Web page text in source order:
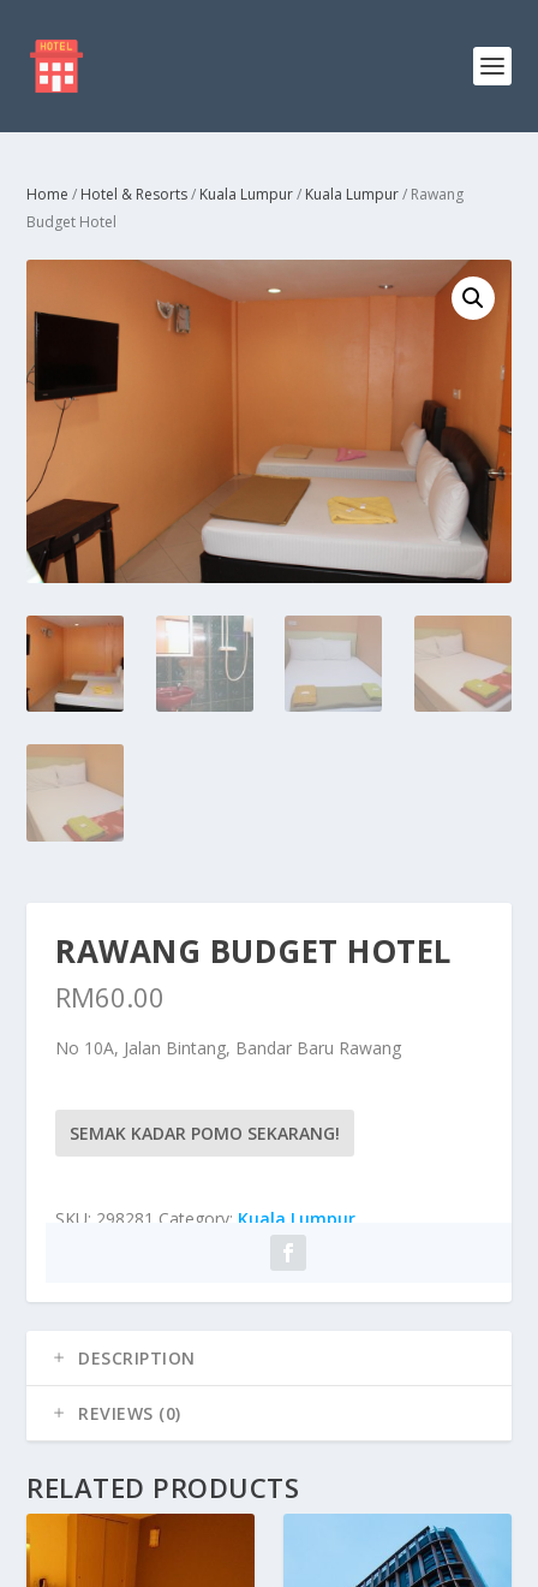
Home / Hotel & Resorts/ Kuala Lumpur/ Kuala Lumpur/ Rawang
Budget Hotel
RAWANG BUDGET HOTEL
RM60.00
No 10A, Jalan Bintang, Bandar Baru Rawang
SEMAK KADAR POMO SEKARANG!
SKU: 298281 Category: Kuala Lumpur
DESCRIPTION
REVIEWS (0)
RELATED PRODUCTS